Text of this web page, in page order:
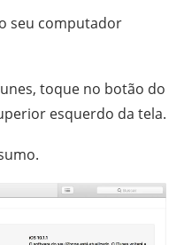
seu computador
toque no botão do
esquerdo da tela.